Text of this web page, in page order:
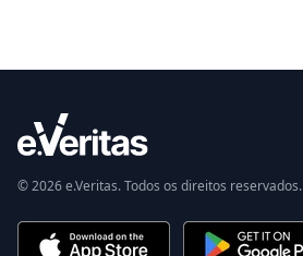
© 2026 e.Veritas. Todos os direitos reservados.